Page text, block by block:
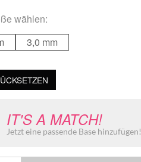
wählen:
3,0 mm
IT'S A MATCH!
Jetzt eine passende Base hinzufügen!